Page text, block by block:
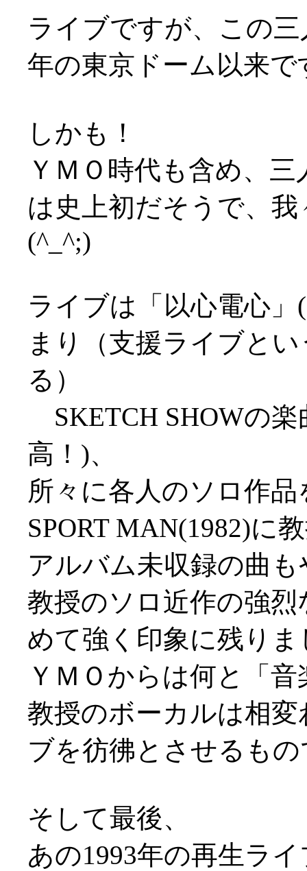
ライブですが、この
年の東京ドーム以来で
しかも！
ＹＭＯ時代も含め、
は史上初だそうで、
(^_^;)
ライブは「以心電心
まり（支援ライブと
る）
SKETCH SHOWの楽
高！)、
所々に各人のソロ作
SPORT MAN(1982)に
アルバム未収録の曲
教授のソロ近作の強
めて強く印象に残りま
ＹＭＯからは何と「音
教授のボーカルは相
ブを彷彿とさせるも
そして最後、
あの1993年の再生ラ